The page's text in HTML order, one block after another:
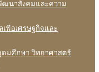
ฒนาสังคมและความ
เพือเศรษฐกิจและ
ดมศึกษา วิทยาศาสตร์